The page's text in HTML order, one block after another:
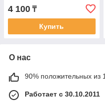
4 100 ₸
Купить
О нас
90% положительных из
Работает с 30.10.2011